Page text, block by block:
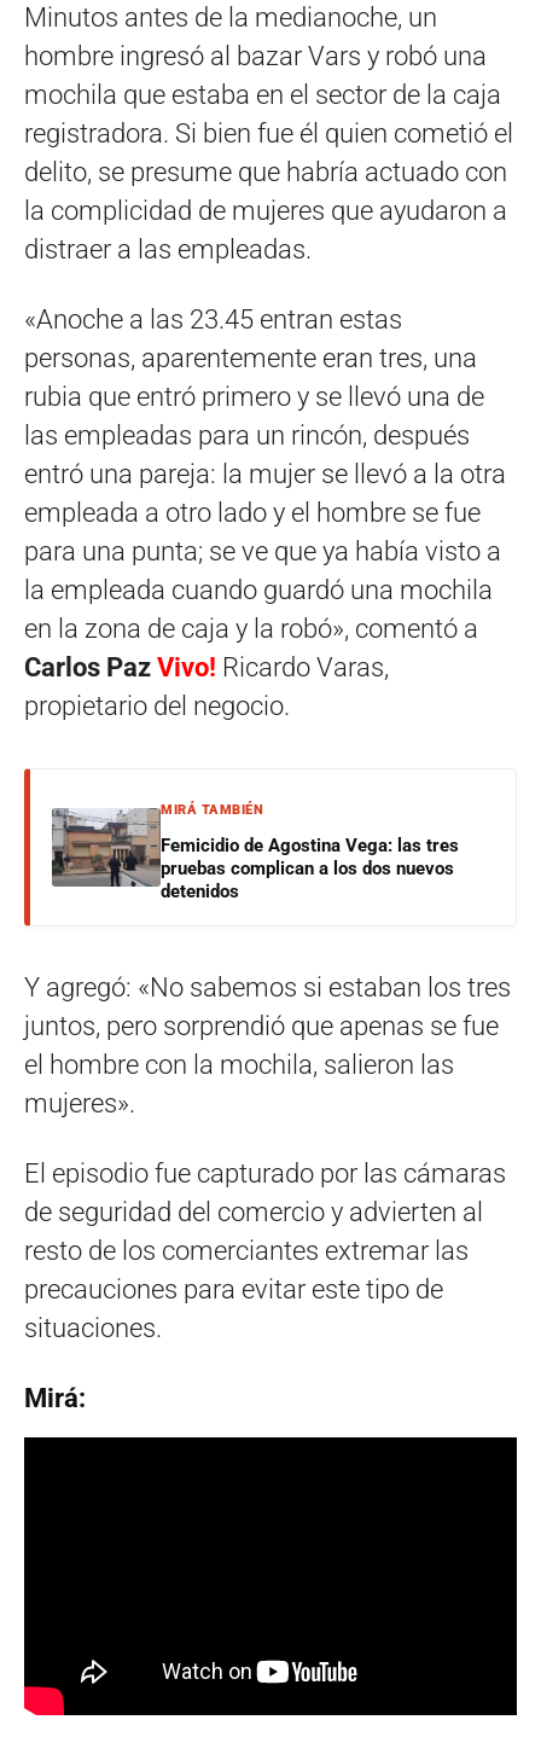
Minutos antes de la medianoche, un
hombre ingresó al bazar Vars y robó una
mochila que estaba en el sector de la caja
registradora. Si bien fue él quien cometió el
delito, se presume que habría actuado con
la complicidad de mujeres que ayudaron a
distraer a las empleadas.
«Anoche a las 23.45 entran estas
personas, aparentemente eran tres, una
rubia que entró primero y se llevó una de
las empleadas para un rincón, después
entró una pareja: la mujer se llevó a la otra
empleada a otro lado y el hombre se fue
para una punta; se ve que ya había visto a
la empleada cuando guardó una mochila
en la zona de caja y la robó», comentó a
Carlos Paz Vivo! Ricardo Varas,
propietario del negocio.
MIRÁ TAMBIÉN
Femicidio de Agostina Vega: las tres
pruebas complican a los dos nuevos
detenidos
Y agregó: «No sabemos si estaban los tres
juntos, pero sorprendió que apenas se fue
el hombre con la mochila, salieron las
mujeres».
El episodio fue capturado por las cámaras
de seguridad del comercio y advierten al
resto de los comerciantes extremar las
precauciones para evitar este tipo de
situaciones.
Mirá: